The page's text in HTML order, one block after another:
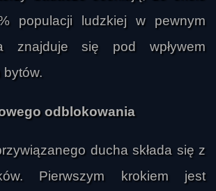
populacji ludzkiej w pewnym
znajduje się pod wpływem
bytów.
odblokowania
ducha składa się z
Pierwszym krokiem jest